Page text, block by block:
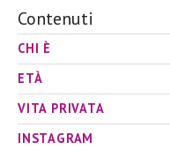
Contenuti
CHI È
ETÀ
VITA PRIVATA
INSTAGRAM